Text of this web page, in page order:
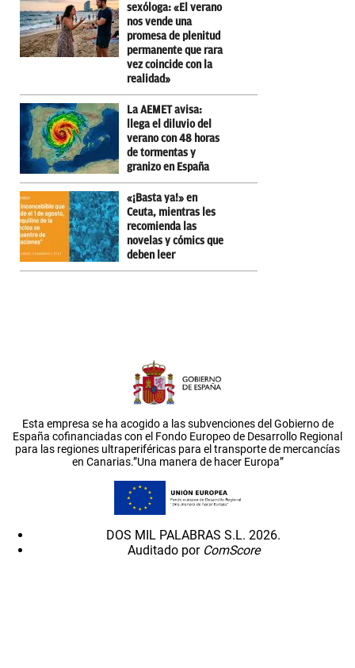
sexóloga: «El verano
nos vende una
promesa de plenitud
permanente que rara
vez coincide con la
realidad»
La AEMET avisa:
llega el diluvio del
verano con 48 horas
de tormentas y
granizo en España
«¡Basta ya!» en
Ceuta, mientras les
recomienda las
novelas y cómics que
deben leer
Esta empresa se ha acogido a las subvenciones del Gobierno de
España cofinanciadas con el Fondo Europeo de Desarrollo Regional
para las regiones ultraperiféricas para el transporte de mercancías
en Canarias.”Una manera de hacer Europa”
DOS MIL PALABRAS S.L. 2026.
Auditado por ComScore